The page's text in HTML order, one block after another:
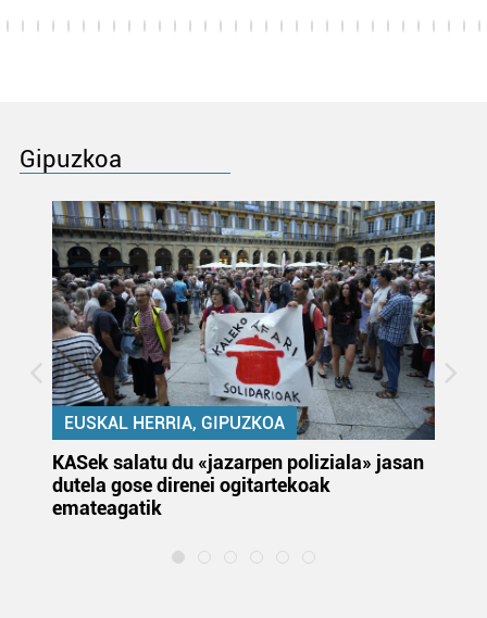
Gipuzkoa
EUSKAL HERRIA, GIPUZKOA
KASek salatu du «jazarpen poliziala» jasan
dutela gose direnei ogitartekoak
emateagatik